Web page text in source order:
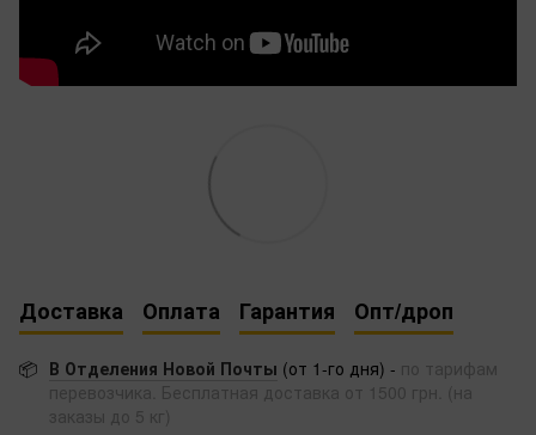
Доставка Оплата Гарантия Опт/дроп
📦 В Отделения Новой Почты (от 1-го дня) - по тарифам
перевозчика. Бесплатная доставка от 1500 грн. (на
заказы до 5 кг)